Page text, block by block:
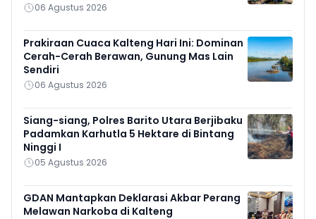
06 Agustus 2026
Prakiraan Cuaca Kalteng Hari Ini: Dominan
Cerah-Cerah Berawan, Gunung Mas Lain
Sendiri
06 Agustus 2026
Siang-siang, Polres Barito Utara Berjibaku
Padamkan Karhutla 5 Hektare di Bintang
Ninggi I
05 Agustus 2026
GDAN Mantapkan Deklarasi Akbar Perang
Melawan Narkoba di Kalteng